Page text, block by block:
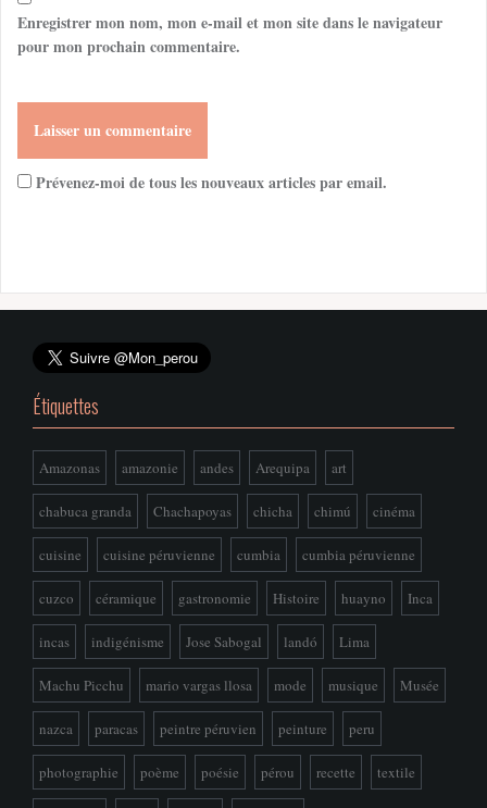
Enregistrer mon nom, mon e-mail et mon site dans le navigateur
pour mon prochain commentaire.
Prévenez-moi de tous les nouveaux articles par email.
Étiquettes
Amazonas amazonie andes Arequipa art
chabuca granda Chachapoyas chicha chimú cinéma
cuisine cuisine péruvienne cumbia cumbia péruvienne
cuzco céramique gastronomie Histoire huayno Inca
incas indigénisme Jose Sabogal landó Lima
Machu Picchu mario vargas llosa mode musique Musée
nazca paracas peintre péruvien peinture peru
photographie poème poésie pérou recette textile